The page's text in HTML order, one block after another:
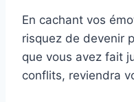
En cachant vos
risquez de devenir
que vous avez fait
conflits, reviendra